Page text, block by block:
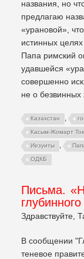
названия, но
предлагаю
«урановой»,
истинных
Папа римский
удавшейся
совершенно
не о безвинных
Казахстан ,
Касым-Жомарт
Иезуиты ,
ОДКБ
Письма.
Здравствуйте,
В сообщении
теневое